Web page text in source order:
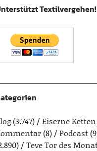
Textilvergehen!
(3.747) Eiserne Ketten
(8) Podcast
Teve Tor des